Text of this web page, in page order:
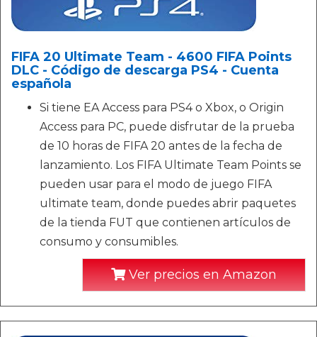
FIFA 20 Ultimate Team - 4600 FIFA Points
DLC - Código de descarga PS4 - Cuenta
española
Si tiene EA Access para PS4 o Xbox, o Origin
Access para PC, puede disfrutar de la prueba
de 10 horas de FIFA 20 antes de la fecha de
lanzamiento. Los FIFA Ultimate Team Points se
pueden usar para el modo de juego FIFA
ultimate team, donde puedes abrir paquetes
de la tienda FUT que contienen artículos de
consumo y consumibles.
Ver precios en Amazon